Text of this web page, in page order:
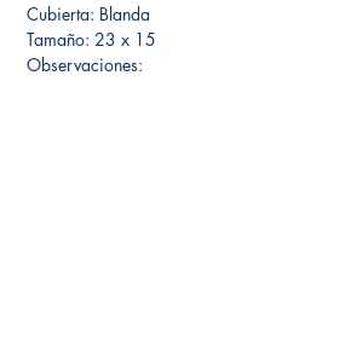
Cubierta: Blanda
Tamaño: 23 x 15
Observaciones: